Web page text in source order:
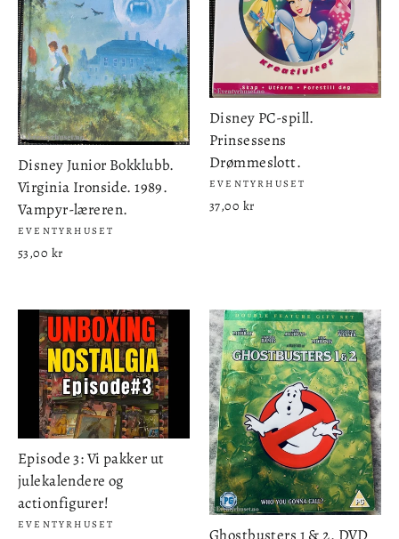
Disney Junior Bokklubb.
Virginia Ironside. 1989.
Vampyr-læreren.
EVENTYRHUSET
53,00 kr
Disney PC-spill.
Prinsessens
Drømmeslott.
EVENTYRHUSET
37,00 kr
Episode 3: Vi pakker ut
julekalendere og
actionfigurer!
EVENTYRHUSET